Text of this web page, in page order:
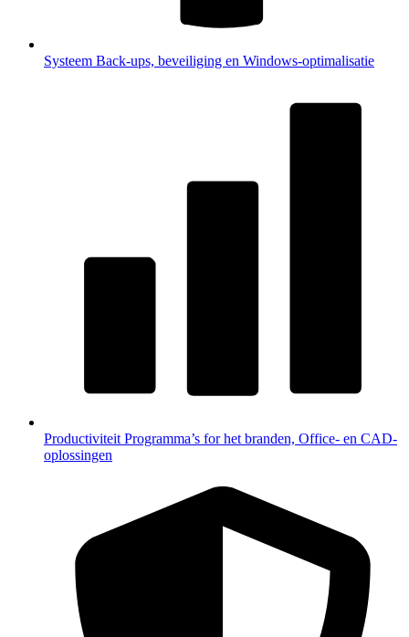
Systeem Back-ups, beveiliging en Windows-optimalisatie
Productiviteit Programma’s for het branden, Office- en CAD-
oplossingen